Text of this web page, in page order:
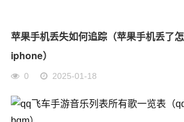
苹果手机丢失如何追踪（苹果手机丢了
iphone）
0 2025-01-18